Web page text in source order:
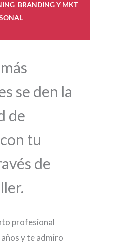
BRANDING Y MKT
se den la
de
tu
de
profesional
y te admiro